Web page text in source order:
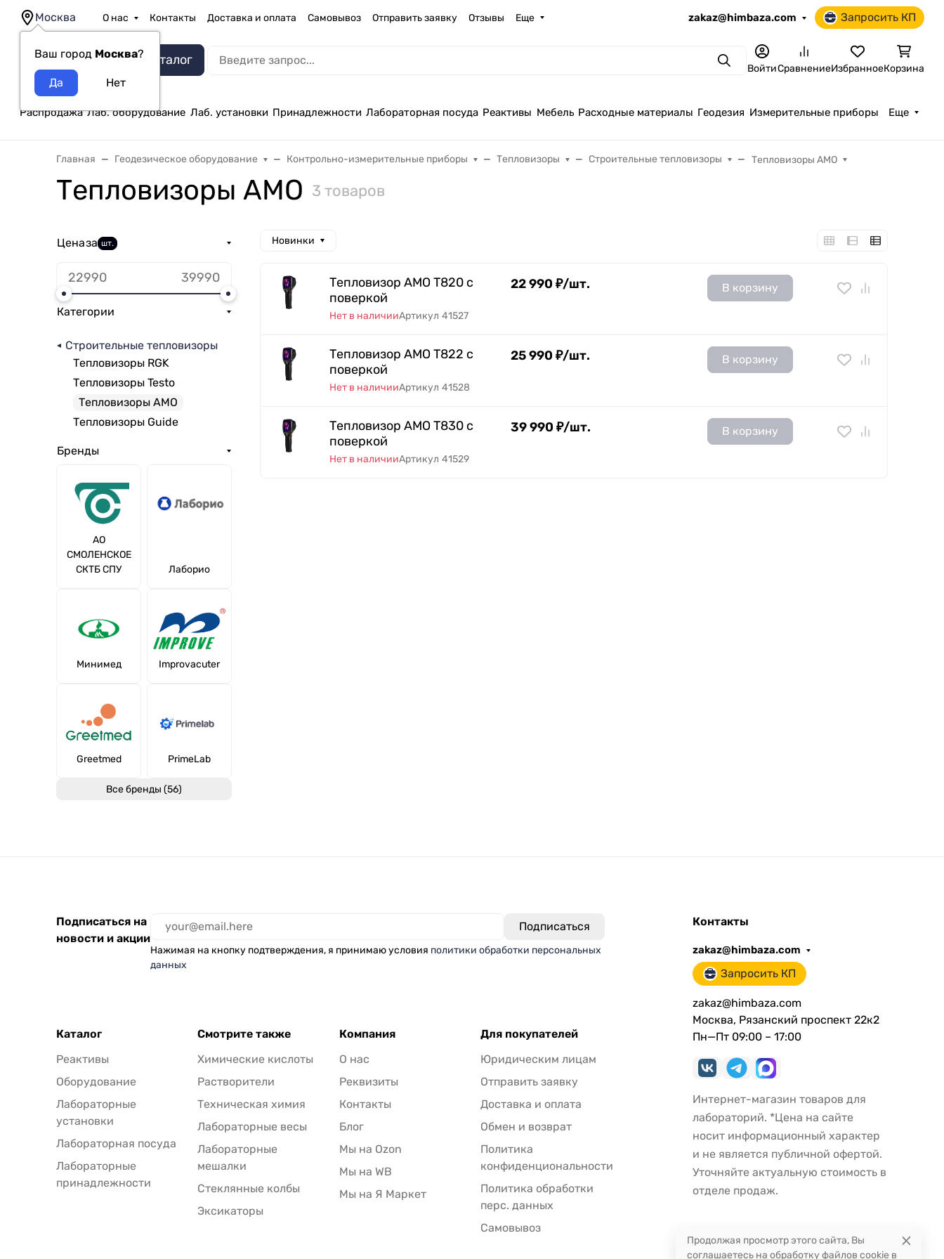
Москва
Ваш город Москва?
О нас Контакты Доставка и оплата Самовывоз Отправить заявку Отзывы Еще zakaz@himbaza.com Запросить КП
Каталог ПоискВойтиСравнениеИзбранноеКорзина
Распродажа Лаб. оборудование Лаб. установки Принадлежности Лабораторная посуда Реактивы Мебель Расходные материалы Геодезия Измерительные приборы Еще
Главная Геодезическое оборудование Контрольно-измерительные приборы Тепловизоры Строительные тепловизоры Тепловизоры AMO
Тепловизоры AMO 3 товаров
Ценаза шт.
Категории
Строительные тепловизоры
Тепловизоры RGK
Тепловизоры Testo
Тепловизоры AMO
Тепловизоры Guide
Бренды
АО
СМОЛЕНСКОЕ
СКТБ СПУ
Лаборио
Минимед Improvacuter
Greetmed PrimeLab
Все бренды (56)
Новинки
Тепловизор AMO T820 с
поверкой
Нет в наличииАртикул 41527
22 990 ₽/шт. В корзину
Тепловизор AMO T822 с
поверкой
Нет в наличииАртикул 41528
25 990 ₽/шт. В корзину
Тепловизор AMO T830 с
поверкой
Нет в наличииАртикул 41529
39 990 ₽/шт. В корзину
Подписаться на
новости и акции
Нажимая на кнопку подтверждения, я принимаю условия политики обработки персональных
данных
Каталог
Реактивы
Оборудование
Лабораторные
установки
Лабораторная посуда
Лабораторные
принадлежности
Смотрите также
Химические кислоты
Растворители
Техническая химия
Лабораторные весы
Лабораторные
мешалки
Стеклянные колбы
Эксикаторы
Компания
О нас
Реквизиты
Контакты
Блог
Мы на Ozon
Мы на WB
Мы на Я Маркет
Для покупателей
Юридическим лицам
Отправить заявку
Доставка и оплата
Обмен и возврат
Политика
конфиденциональности
Политика обработки
перс. данных
Самовывоз
Контакты
zakaz@himbaza.com
Запросить КП
zakaz@himbaza.com
Москва, Рязанский проспект 22к2
Пн—Пт 09:00 – 17:00
Интернет-магазин товаров для
лабораторий. *Цена на сайте
носит информационный характер
и не является публичной офертой.
Уточняйте актуальную стоимость в
отделе продаж.
Продолжая просмотр этого сайта, Вы
соглашаетесь на обработку файлов cookie в